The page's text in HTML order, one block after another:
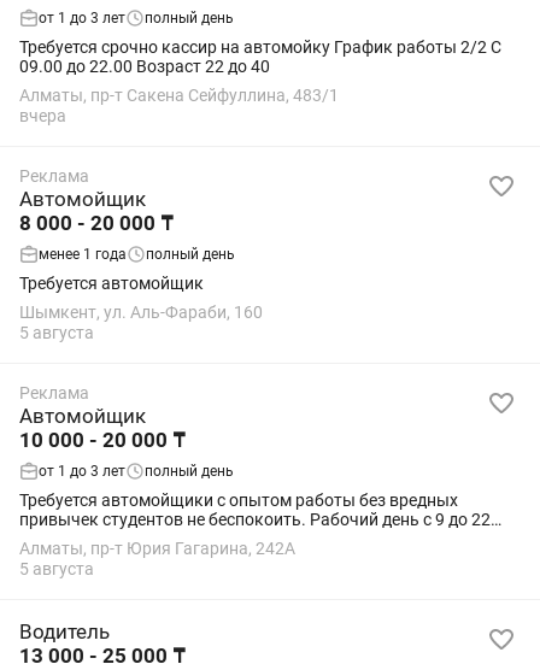
от 1 до 3 лет полный день
Требуется срочно кассир на автомойку График работы 2/2 С
09.00 до 22.00 Возраст 22 до 40
Алматы, пр-т Сакена Сейфуллина, 483/1
вчера
Реклама
Автомойщик
8 000 - 20 000 ₸
менее 1 года полный день
Требуется автомойщик
Шымкент, ул. Аль-Фараби, 160
5 августа
Реклама
Автомойщик
10 000 - 20 000 ₸
от 1 до 3 лет полный день
Требуется автомойщики с опытом работы без вредных
привычек студентов не беспокоить. Рабочий день с 9 до 22
оплата ежедневно
Алматы, пр-т Юрия Гагарина, 242А
5 августа
Водитель
13 000 - 25 000 ₸